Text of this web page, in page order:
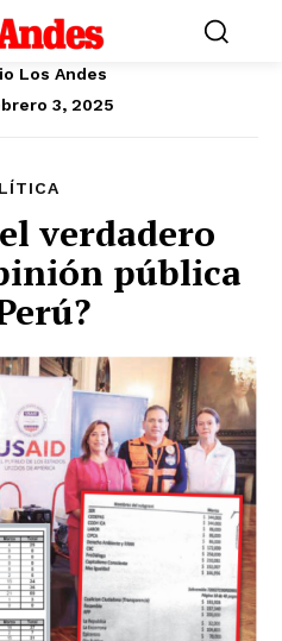
Los Andes
3, 2025
verdadero
pública